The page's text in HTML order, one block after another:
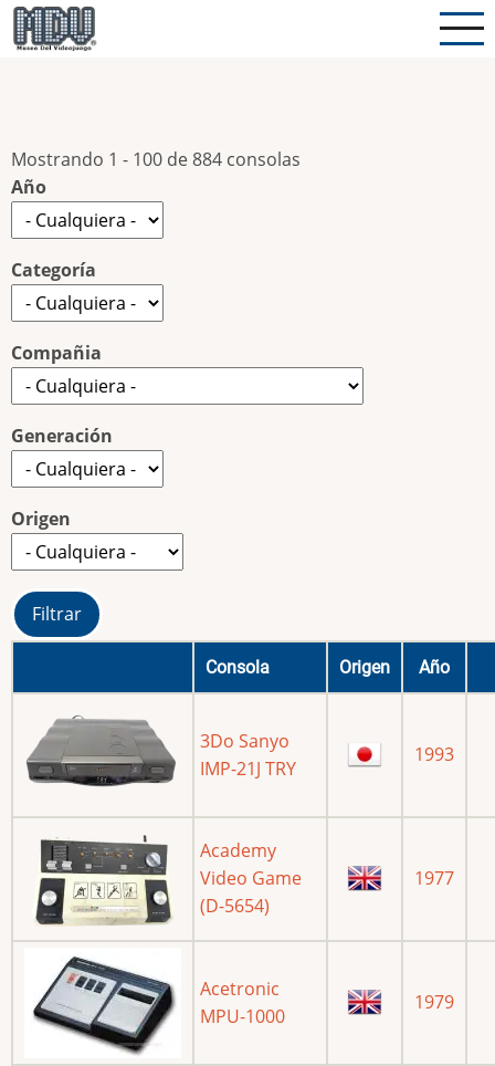
Pasar
al
Mostrando 1 - 100 de 884 consolas
Año
Categoría
Compañia
Generación
Origen
Consola Origen Año
3Do Sanyo
IMP-21J TRY
1993
Academy
Video Game
(D-5654)
1977
Acetronic
MPU-1000
1979